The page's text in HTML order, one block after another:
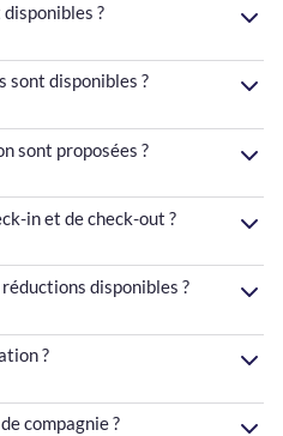
?
sont disponibles ?
sont proposées ?
in et de check-out ?
disponibles ?
?
compagnie ?